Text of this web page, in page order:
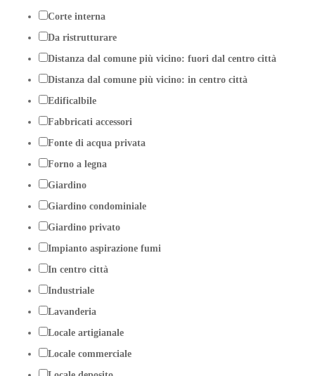
Corte interna
Da ristrutturare
Distanza dal comune più vicino: fuori dal centro città
Distanza dal comune più vicino: in centro città
Edificalbile
Fabbricati accessori
Fonte di acqua privata
Forno a legna
Giardino
Giardino condominiale
Giardino privato
Impianto aspirazione fumi
In centro città
Industriale
Lavanderia
Locale artigianale
Locale commerciale